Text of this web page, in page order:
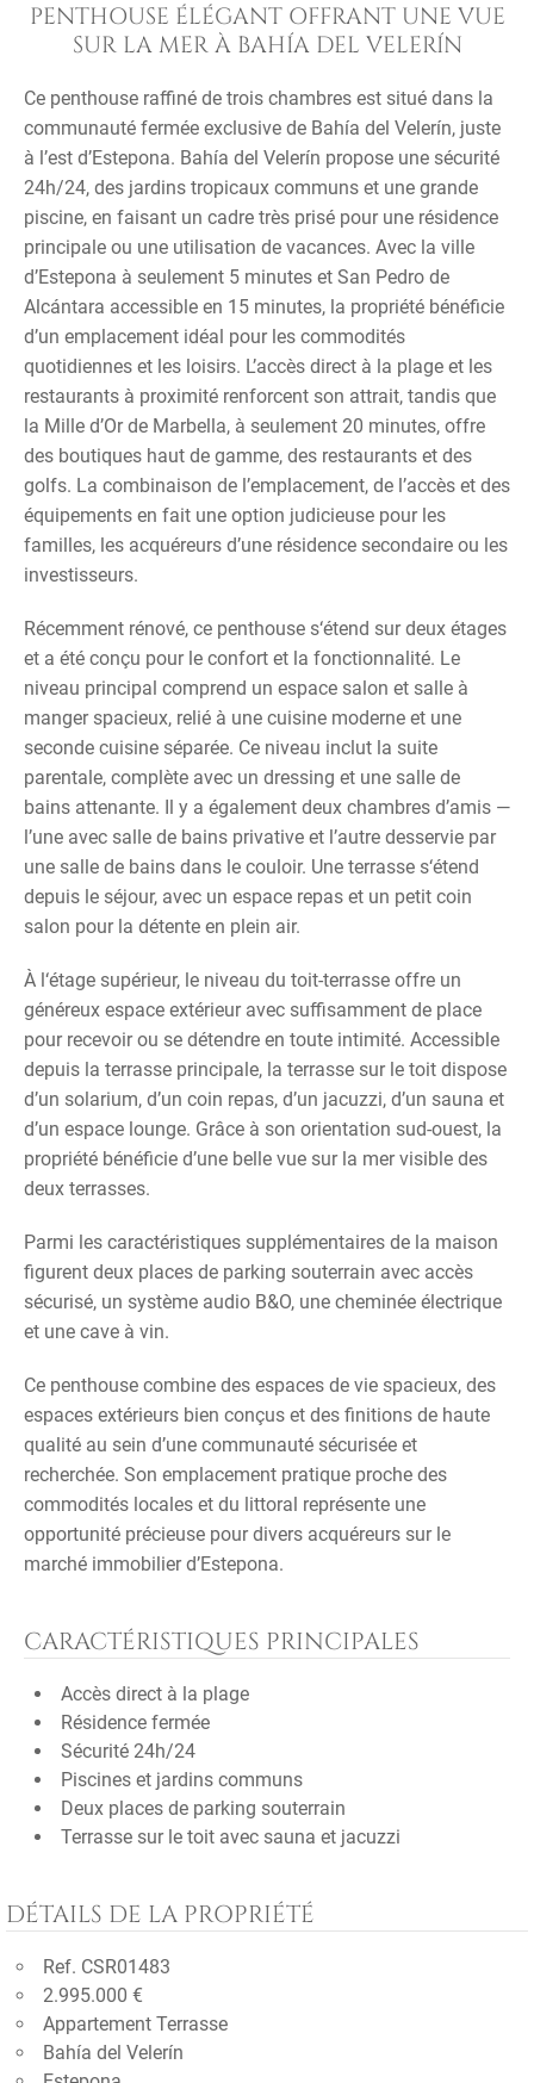
PENTHOUSE ÉLÉGANT OFFRANT UNE VUE
SUR LA MER À BAHÍA DEL VELERÍN
Ce penthouse raffiné de trois chambres est situé dans la
communauté fermée exclusive de Bahía del Velerín, juste
à l’est d’Estepona. Bahía del Velerín propose une sécurité
24h/24, des jardins tropicaux communs et une grande
piscine, en faisant un cadre très prisé pour une résidence
principale ou une utilisation de vacances. Avec la ville
d’Estepona à seulement 5 minutes et San Pedro de
Alcántara accessible en 15 minutes, la propriété bénéficie
d’un emplacement idéal pour les commodités
quotidiennes et les loisirs. L’accès direct à la plage et les
restaurants à proximité renforcent son attrait, tandis que
la Mille d’Or de Marbella, à seulement 20 minutes, offre
des boutiques haut de gamme, des restaurants et des
golfs. La combinaison de l’emplacement, de l’accès et des
équipements en fait une option judicieuse pour les
familles, les acquéreurs d’une résidence secondaire ou les
investisseurs.
Récemment rénové, ce penthouse s‘étend sur deux étages
et a été conçu pour le confort et la fonctionnalité. Le
niveau principal comprend un espace salon et salle à
manger spacieux, relié à une cuisine moderne et une
seconde cuisine séparée. Ce niveau inclut la suite
parentale, complète avec un dressing et une salle de
bains attenante. Il y a également deux chambres d’amis —
l’une avec salle de bains privative et l’autre desservie par
une salle de bains dans le couloir. Une terrasse s‘étend
depuis le séjour, avec un espace repas et un petit coin
salon pour la détente en plein air.
À l‘étage supérieur, le niveau du toit-terrasse offre un
généreux espace extérieur avec suffisamment de place
pour recevoir ou se détendre en toute intimité. Accessible
depuis la terrasse principale, la terrasse sur le toit dispose
d’un solarium, d’un coin repas, d’un jacuzzi, d’un sauna et
d’un espace lounge. Grâce à son orientation sud-ouest, la
propriété bénéficie d’une belle vue sur la mer visible des
deux terrasses.
Parmi les caractéristiques supplémentaires de la maison
figurent deux places de parking souterrain avec accès
sécurisé, un système audio B&O, une cheminée électrique
et une cave à vin.
Ce penthouse combine des espaces de vie spacieux, des
espaces extérieurs bien conçus et des finitions de haute
qualité au sein d’une communauté sécurisée et
recherchée. Son emplacement pratique proche des
commodités locales et du littoral représente une
opportunité précieuse pour divers acquéreurs sur le
marché immobilier d’Estepona.
CARACTÉRISTIQUES PRINCIPALES
Accès direct à la plage
Résidence fermée
Sécurité 24h/24
Piscines et jardins communs
Deux places de parking souterrain
Terrasse sur le toit avec sauna et jacuzzi
DÉTAILS DE LA PROPRIÉTÉ
Ref. CSR01483
2.995.000 €
Appartement Terrasse
Bahía del Velerín